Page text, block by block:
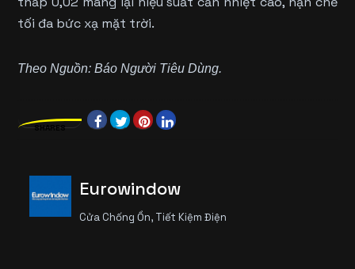
tối đa bức xạ mặt trời.
Theo Nguồn: Báo Người Tiêu Dùng.
SHARES
Eurowindow
Cửa Chống Ồn, Tiết Kiệm Điện